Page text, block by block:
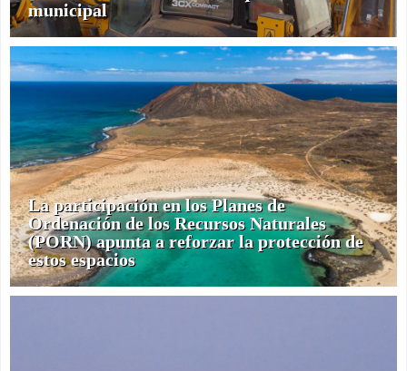
municipal
La participación en los Planes de
Ordenación de los Recursos Naturales
(PORN) apunta a reforzar la protección de
estos espacios